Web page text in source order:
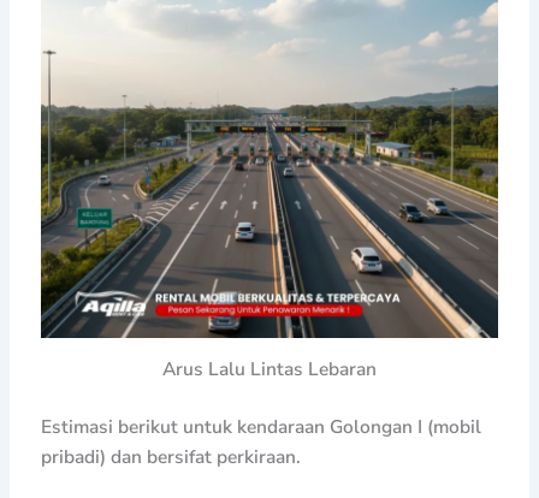
Arus Lalu Lintas Lebaran
Estimasi berikut untuk kendaraan Golongan I (mobil
pribadi) dan bersifat perkiraan.